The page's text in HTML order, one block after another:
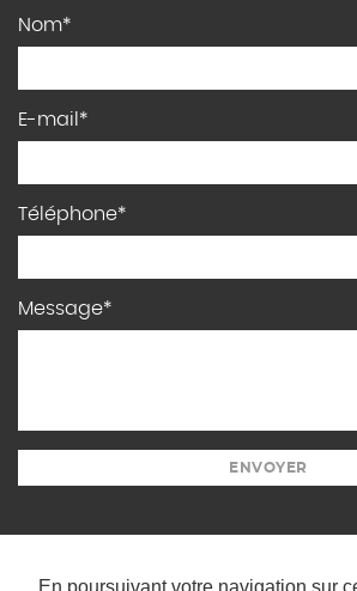
En poursuivant votre navigation sur
Nom*
E-mail*
Téléphone*
Message*
ENVOYER